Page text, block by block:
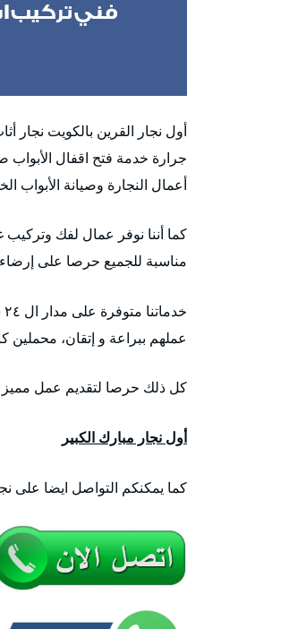
أول نجار القرين بالكويت نجار
جرارة خدمة فتح اقفال الأبواب
أعمال النجارة وصيانة
كما أننا نوفر عمال لفك وتركيب
مناسبة للجميع حرصا على
عملهم ببراعة و إتقان، محملين
كل ذلك حرصا لتقديم عمل مميز
أول نجار مبارك الكبير
كما يمكنكم التواصل ايضا على